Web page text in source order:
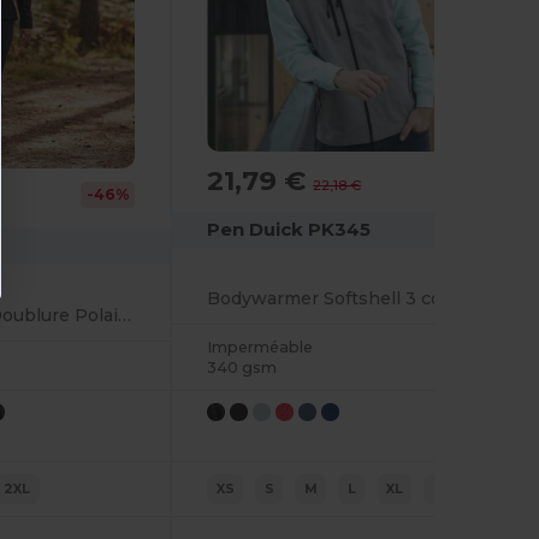
-46%
Soft-Shell Femme Doublure Polaire 2 Poches Zippées
2XL
21,79 €22,18 €
Pen Duick PK345
Bodywarmer Softshell 3 couches
Imperméable
340 gsm
XS S M L XL